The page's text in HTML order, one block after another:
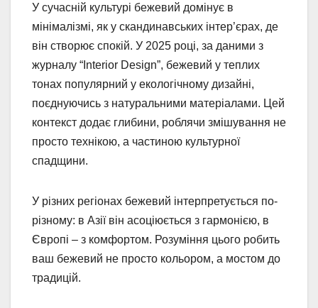
У сучасній культурі бежевий домінує в
мінімалізмі, як у скандинавських інтер’єрах, де
він створює спокій. У 2025 році, за даними з
журналу “Interior Design”, бежевий у теплих
тонах популярний у екологічному дизайні,
поєднуючись з натуральними матеріалами. Цей
контекст додає глибини, роблячи змішування не
просто технікою, а частиною культурної
спадщини.
У різних регіонах бежевий інтерпретується по-
різному: в Азії він асоціюється з гармонією, в
Європі – з комфортом. Розуміння цього робить
ваш бежевий не просто кольором, а мостом до
традицій.